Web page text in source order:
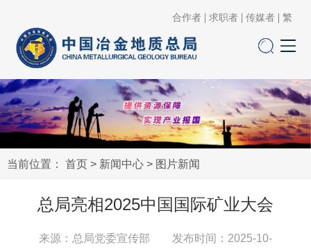
合作者 求职者 传媒者 繁
当前位置： 首页 > 新闻中心 > 图片新闻
总局亮相2025中国国际矿业大会
来源：总局党委宣传部 发布时间：2025-10-